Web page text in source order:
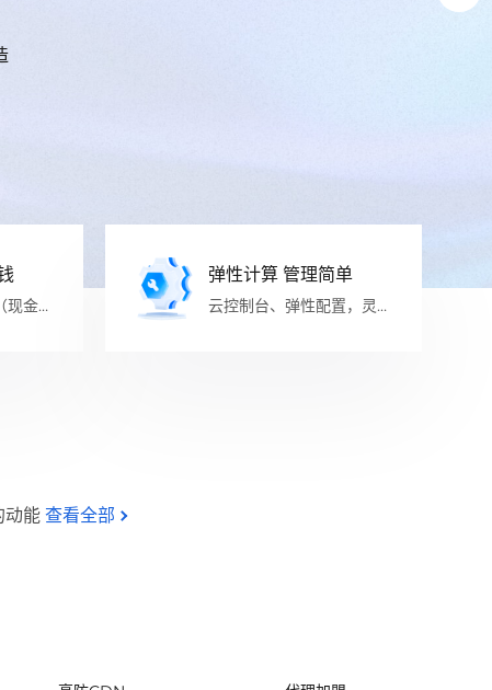
金返
弹性计算 管理简单
云控制台、弹性配置，灵活
动能 查看全部